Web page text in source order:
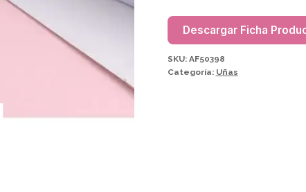
DOBLE
AF50398
cantidad
Descargar Ficha
SKU: AF50398
Categoría: Uñas